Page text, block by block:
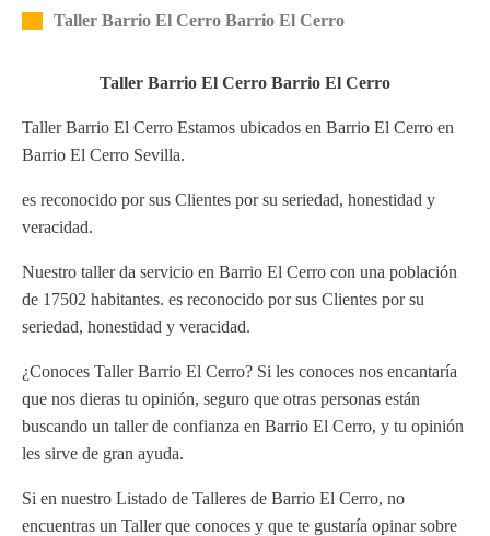
Taller Barrio El Cerro Barrio El Cerro
Taller Barrio El Cerro Barrio El Cerro
Taller Barrio El Cerro Estamos ubicados en Barrio El Cerro en
Barrio El Cerro Sevilla.
es reconocido por sus Clientes por su seriedad, honestidad y
veracidad.
Nuestro taller da servicio en Barrio El Cerro con una población
de 17502 habitantes. es reconocido por sus Clientes por su
seriedad, honestidad y veracidad.
¿Conoces Taller Barrio El Cerro? Si les conoces nos encantaría
que nos dieras tu opinión, seguro que otras personas están
buscando un taller de confianza en Barrio El Cerro, y tu opinión
les sirve de gran ayuda.
Si en nuestro Listado de Talleres de Barrio El Cerro, no
encuentras un Taller que conoces y que te gustaría opinar sobre